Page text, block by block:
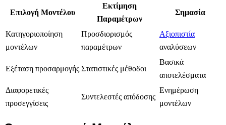
Επιλογή Μοντέλου
Εκτίμηση
Παραμέτρων
Σημασία
Κατηγοριοποίηση
μοντέλων
Προσδιορισμός
παραμέτρων
Αξιοπιστία
αναλύσεων
Εξέταση προσαρμογής Στατιστικές μέθοδοι
Βασικά
αποτελέσματα
Διαφορετικές
προσεγγίσεις
Συντελεστές απόδοσης
Ενημέρωση
μοντέλων